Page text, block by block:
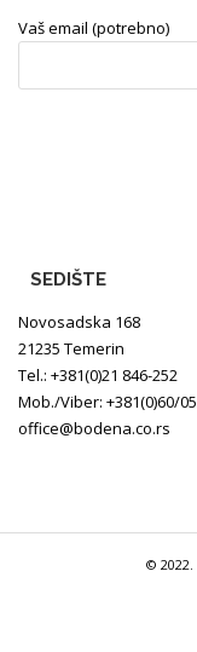
Vaš email (potrebno)
SEDIŠTE
Novosadska 168
21235 Temerin
Tel.: +381(0)21 846-252
Mob./Viber: +381(0)60/
office@bodena.co.rs
©